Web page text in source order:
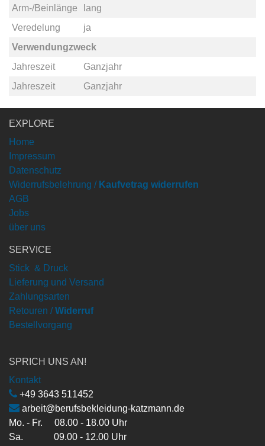
Arm-/Beinlänge
lang
Veredelung
ja
Verwendungzweck
Jahreszeit
Ganzjahr
Jahreszeit
Ganzjahr
EXPLORE
Home
Impressum
Datenschutz
Widerrufsbelehrung / Kaufvetrag widerrufen
AGB
Jobs
über uns
SERVICE
Stick & Druck
Lieferung und Versand
Zahlungsarten
Retouren / Widerruf
Bestellvorgang
SPRICH UNS AN!
Kontakt
+49 3643 511452
arbeit@berufsbekleidung-katzmann.de
Mo. - Fr. 08.00 - 18.00 Uhr
Sa. 09.00 - 12.00 Uhr